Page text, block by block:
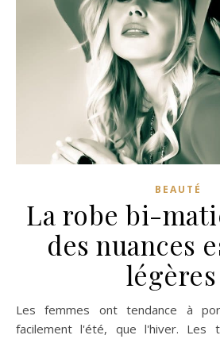
BEAUTÉ
La robe bi-
des nuances
légères
Les femmes ont tendance à porter des robes plus
facilement l'été, que l'hiver. Les